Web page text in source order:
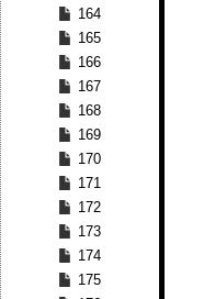
164
165
166
167
168
169
170
171
172
173
174
175